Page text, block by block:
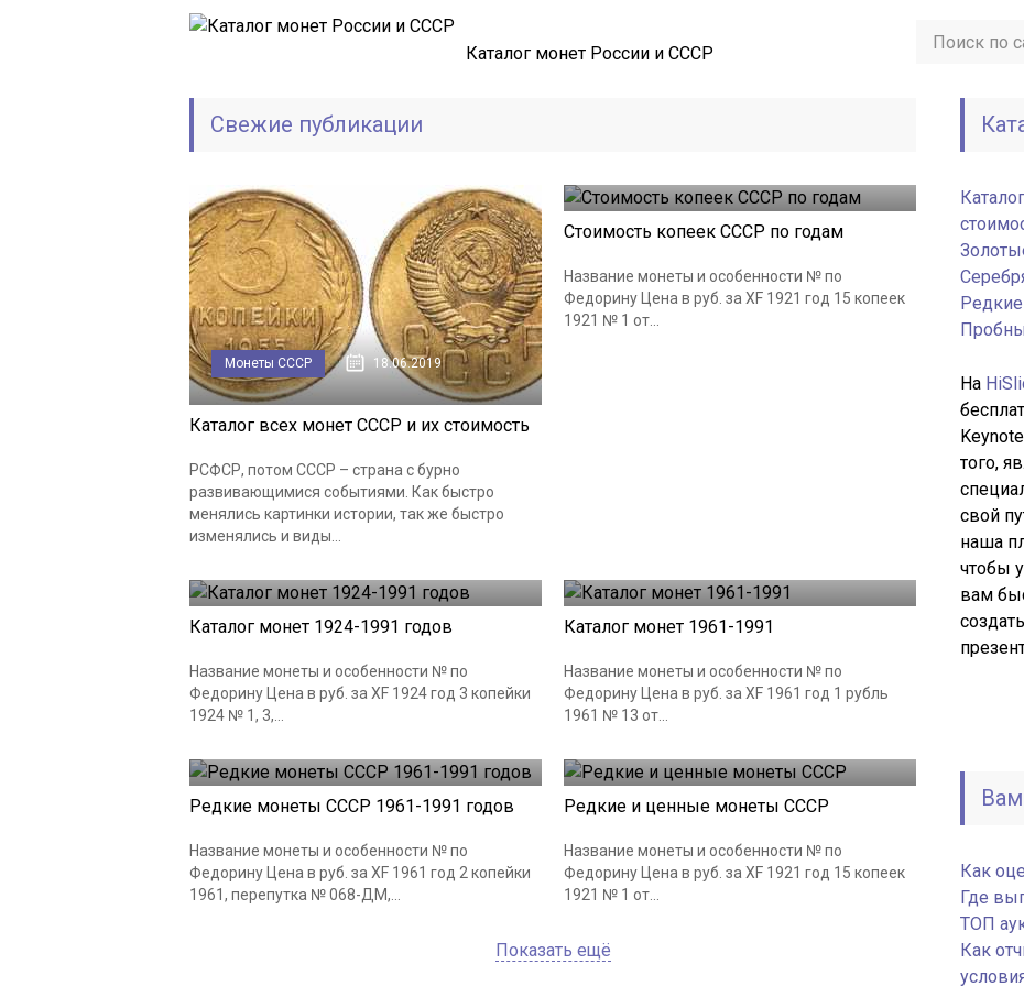
Каталог монет России и СССР
Свежие публикации
Монеты СССР 18.06.2019
Каталог всех монет СССР и их стоимость
РСФСР, потом СССР – страна с бурно
развивающимися событиями. Как быстро
менялись картинки истории, так же быстро
изменялись и виды...
Стоимость копеек СССР по годам
Название монеты и особенности № по
Федорину Цена в руб. за XF 1921 год 15 копеек
1921 № 1 от...
Каталог монет 1924-1991 годов
Название монеты и особенности № по
Федорину Цена в руб. за XF 1924 год 3 копейки
1924 № 1, 3,...
Каталог монет 1961-1991
Название монеты и особенности № по
Федорину Цена в руб. за XF 1961 год 1 рубль
1961 № 13 от...
Редкие монеты СССР 1961-1991 годов
Название монеты и особенности № по
Федорину Цена в руб. за XF 1961 год 2 копейки
1961, перепутка № 068-ДМ,...
Редкие и ценные монеты СССР
Название монеты и особенности № по
Федорину Цена в руб. за XF 1921 год 15 копеек
1921 № 1 от...
Показать ещё
На
того,
свой
наша
чтобы
вам
Как
Где
ТОП
Как